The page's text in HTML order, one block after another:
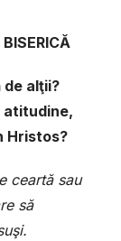
alţii?
atitudine,
Hristos?
ceartă sau
să